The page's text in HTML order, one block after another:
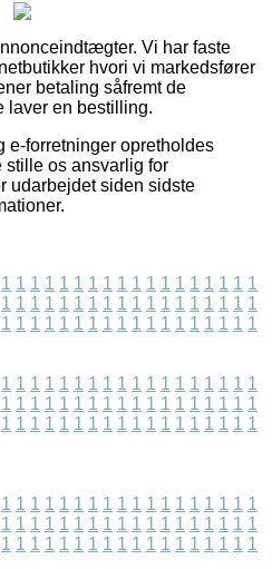
Vi har faste
hvori vi markedsfører
betaling såfremt de
laver en bestilling.
e-forretninger opretholdes
stille os ansvarlig for
udarbejdet siden sidste
1 1 1 1 1 1 1 1 1 1 1 1 1 1 1 1 1 1
1 1 1 1 1 1 1 1 1 1 1 1 1 1 1 1 1 1
1 1 1 1 1 1 1 1 1 1 1 1 1 1 1 1 1 1
1 1 1 1 1 1 1 1 1 1 1 1 1 1 1 1 1 1
1 1 1 1 1 1 1 1 1 1 1 1 1 1 1 1 1 1
1 1 1 1 1 1 1 1 1 1 1 1 1 1 1 1 1 1
1 1 1 1 1 1 1 1 1 1 1 1 1 1 1 1 1 1
1 1 1 1 1 1 1 1 1 1 1 1 1 1 1 1 1 1
1 1 1 1 1 1 1 1 1 1 1 1 1 1 1 1 1 1